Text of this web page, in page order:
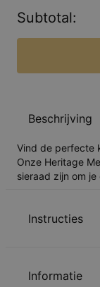
Subtotal:
Beschrijving
Vind de perfecte
Onze Heritage
sieraad zijn om
Instructies
GelieveOns te
Informatie